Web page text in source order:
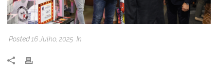
Posted16 Julho, 2025 In